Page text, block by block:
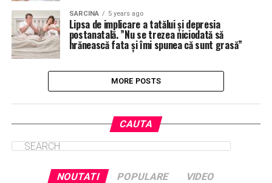
SARCINA 5 years ago
Lipsa de implicare a tatălui și depresia
postanatală. ”Nu se trezea niciodată să
hrănească fata și îmi spunea că sunt grasă”
MORE POSTS
CAUTA
NOUTATI POPULARE VIDEO